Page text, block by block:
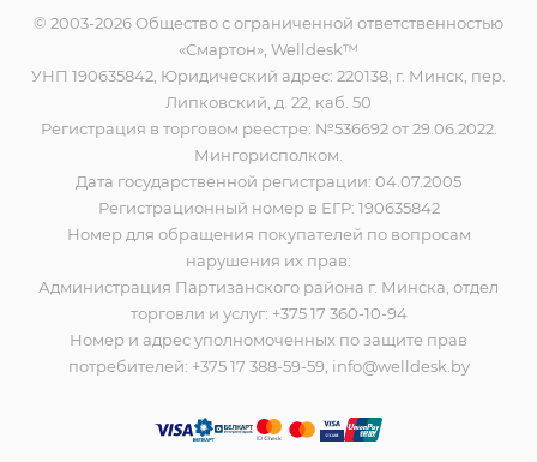
© 2003-2026 Общество с ограниченной ответственностью
«Смартон», Welldesk™
УНП 190635842, Юридический адрес: 220138, г. Минск, пер.
Липковский, д. 22, каб. 50
Регистрация в торговом реестре: №536692 от 29.06.2022.
Мингорисполком.
Дата государственной регистрации: 04.07.2005
Регистрационный номер в ЕГР: 190635842
Номер для обращения покупателей по вопросам
нарушения их прав:
Администрация Партизанского района г. Минска, отдел
торговли и услуг: +375 17 360-10-94
Номер и адрес уполномоченных по защите прав
потребителей: +375 17 388-59-59, info@welldesk.by